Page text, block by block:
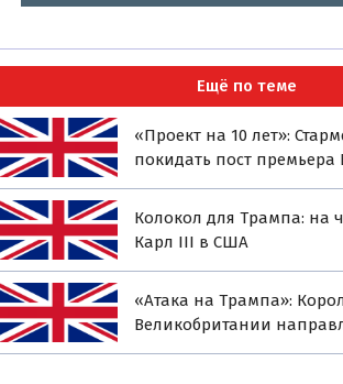
Ещё по теме
«Проект на 10 лет»:
покидать пост премьера
Колокол для Трампа: на
Карл III в США
«Атака на Трампа»:
Великобритании